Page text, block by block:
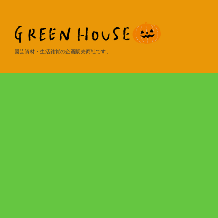
園芸資材・生活雑貨の企画販売商社です。